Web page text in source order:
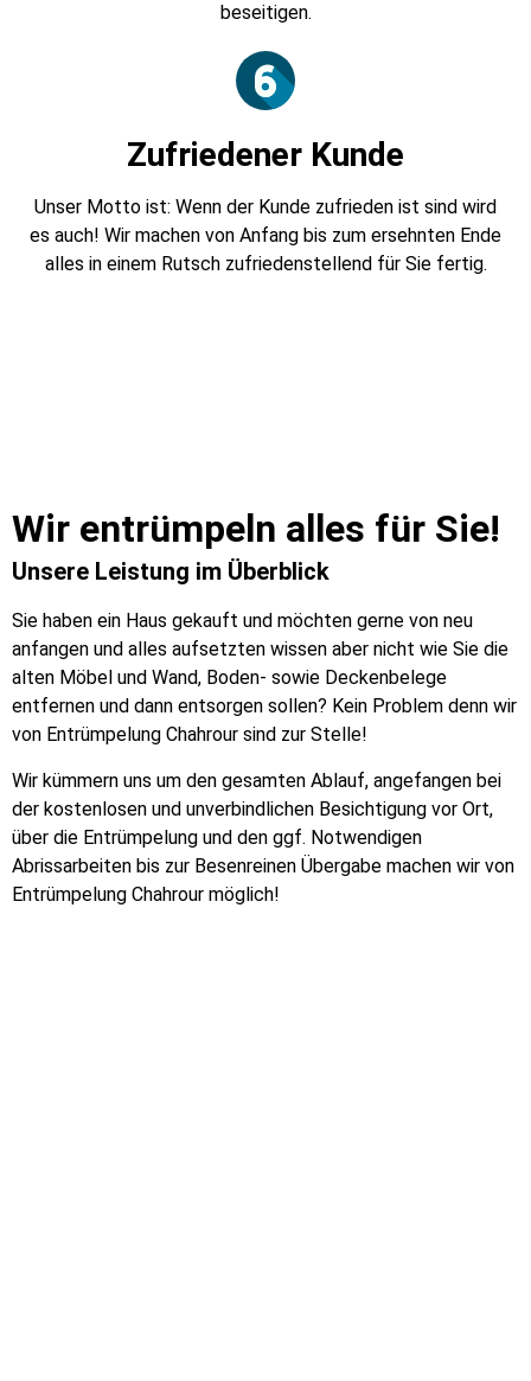
beseitigen.
Zufriedener Kunde
Unser Motto ist: Wenn der Kunde zufrieden ist sind wird
es auch! Wir machen von Anfang bis zum ersehnten Ende
alles in einem Rutsch zufriedenstellend für Sie fertig.
Wir entrümpeln alles für Sie!
Unsere Leistung im Überblick
Sie haben ein Haus gekauft und möchten gerne von neu
anfangen und alles aufsetzten wissen aber nicht wie Sie die
alten Möbel und Wand, Boden- sowie Deckenbelege
entfernen und dann entsorgen sollen? Kein Problem denn wir
von Entrümpelung Chahrour sind zur Stelle!
Wir kümmern uns um den gesamten Ablauf, angefangen bei
der kostenlosen und unverbindlichen Besichtigung vor Ort,
über die Entrümpelung und den ggf. Notwendigen
Abrissarbeiten bis zur Besenreinen Übergabe machen wir von
Entrümpelung Chahrour möglich!